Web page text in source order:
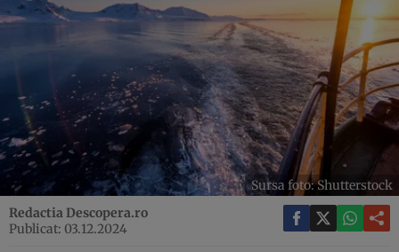
Sursa foto: Shutterstock
Redactia Descopera.ro
Publicat: 03.12.2024